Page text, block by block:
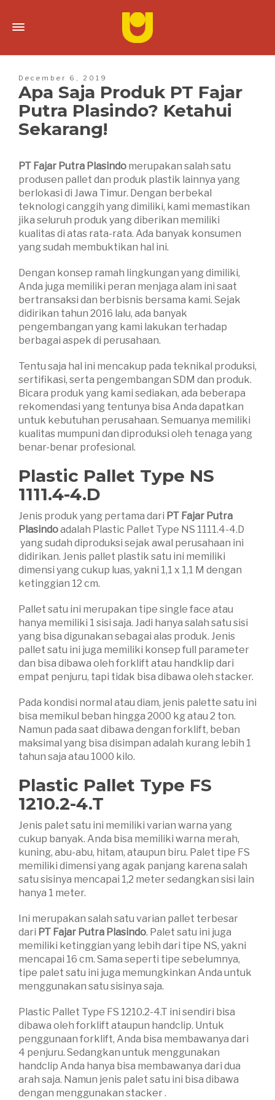
December 6, 2019
Apa Saja Produk PT Fajar
Putra Plasindo? Ketahui
Sekarang!
PT Fajar Putra Plasindo merupakan salah satu
produsen pallet dan produk plastik lainnya yang
berlokasi di Jawa Timur. Dengan berbekal
teknologi canggih yang dimiliki, kami memastikan
jika seluruh produk yang diberikan memiliki
kualitas di atas rata-rata. Ada banyak konsumen
yang sudah membuktikan hal ini.
Dengan konsep ramah lingkungan yang dimiliki,
Anda juga memiliki peran menjaga alam ini saat
bertransaksi dan berbisnis bersama kami. Sejak
didirikan tahun 2016 lalu, ada banyak
pengembangan yang kami lakukan terhadap
berbagai aspek di perusahaan.
Tentu saja hal ini mencakup pada teknikal produksi,
sertifikasi, serta pengembangan SDM dan produk.
Bicara produk yang kami sediakan, ada beberapa
rekomendasi yang tentunya bisa Anda dapatkan
untuk kebutuhan perusahaan. Semuanya memiliki
kualitas mumpuni dan diproduksi oleh tenaga yang
benar-benar profesional.
Plastic Pallet Type NS
1111.4-4.D
Jenis produk yang pertama dari PT Fajar Putra
Plasindoadalah Plastic Pallet Type NS 1111.4-4.D
yang sudah diproduksi sejak awal perusahaan ini
didirikan. Jenis pallet plastik satu ini memiliki
dimensi yang cukup luas, yakni 1,1 x 1,1 M dengan
ketinggian 12 cm.
Pallet satu ini merupakan tipe single face atau
hanya memiliki 1 sisi saja. Jadi hanya salah satu sisi
yang bisa digunakan sebagai alas produk. Jenis
pallet satu ini juga memiliki konsep full parameter
dan bisa dibawa oleh forklift atau handklip dari
empat penjuru, tapi tidak bisa dibawa oleh stacker.
Pada kondisi normal atau diam, jenis palette satu ini
bisa memikul beban hingga 2000 kg atau 2 ton.
Namun pada saat dibawa dengan forklift, beban
maksimal yang bisa disimpan adalah kurang lebih 1
tahun saja atau 1000 kilo.
Plastic Pallet Type FS
1210.2-4.T
Jenis palet satu ini memiliki varian warna yang
cukup banyak. Anda bisa memiliki warna merah,
kuning, abu-abu, hitam, ataupun biru. Palet tipe FS
memiliki dimensi yang agak panjang karena salah
satu sisinya mencapai 1,2 meter sedangkan sisi lain
hanya 1 meter.
Ini merupakan salah satu varian pallet terbesar
dari PT Fajar Putra Plasindo. Palet satu ini juga
memiliki ketinggian yang lebih dari tipe NS, yakni
mencapai 16 cm. Sama seperti tipe sebelumnya,
tipe palet satu ini juga memungkinkan Anda untuk
menggunakan satu sisinya saja.
Plastic Pallet Type FS 1210.2-4.T ini sendiri bisa
dibawa oleh forklift ataupun handclip. Untuk
penggunaan forklift, Anda bisa membawanya dari
4 penjuru. Sedangkan untuk menggunakan
handclip Anda hanya bisa membawanya dari dua
arah saja. Namun jenis palet satu ini bisa dibawa
dengan menggunakan stacker .